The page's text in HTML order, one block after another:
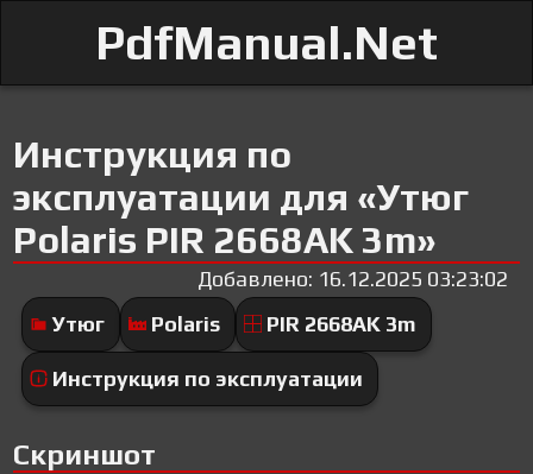
PdfManual.Net
Инструкция по
эксплуатации для «Утюг
Polaris PIR 2668AK 3m»
Добавлено: 16.12.2025 03:23:02
Утюг
Polaris PIR 2668AK 3m
Инструкция по эксплуатации
Скриншот